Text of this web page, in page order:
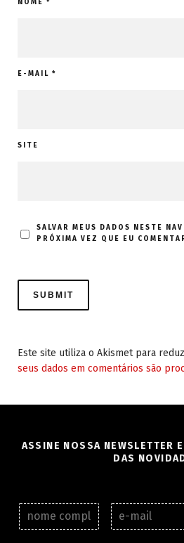
NOME *
E-MAIL *
SITE
SALVAR MEUS DADOS NESTE
PRÓXIMA VEZ QUE EU
Este site utiliza o Akismet para
seus dados em comentários são
ASSINE NOSSA NEWSLETTER
DAS
N
o